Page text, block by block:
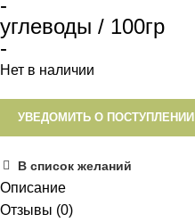
углеводы / 100гр
-
Нет в наличии
УВЕДОМИТЬ О ПОСТУПЛЕНИИ
В список желаний
Описание
Отзывы (0)